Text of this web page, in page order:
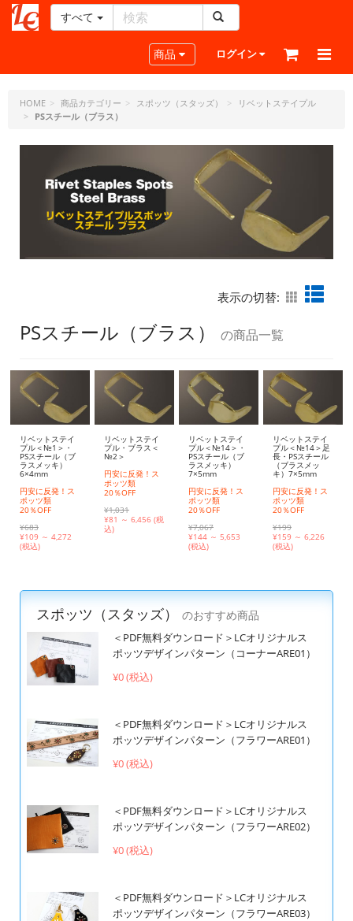
ー
ラ
フ
ピ
すべて
Toggle navigation
商品 ログイン
HOME 商品カテゴリー スポッツ（スタッズ）
リベットステイプル
PSスチール（ブラス）
表示の切替:
PSスチール（ブラス） の商品一覧
リベットステイ
プル＜№1＞・
PSスチール（ブ
ラスメッキ）
6×4mm
円安に反発！ス
ポッツ類
20％OFF
¥683
¥109 ～ 4,272
(税込)
リベットステイ
プル・ブラス＜
№2＞
円安に反発！ス
ポッツ類
20％OFF
¥1,031
¥81 ～ 6,456 (税
込)
リベットステイ
プル＜№14＞・
PSスチール（ブ
ラスメッキ）
7×5mm
円安に反発！ス
ポッツ類
20％OFF
¥7,067
¥144 ～ 5,653
(税込)
リベットステイ
プル＜№14＞足
長・PSスチール
（ブラスメッ
キ）7×5mm
円安に反発！ス
ポッツ類
20％OFF
¥199
¥159 ～ 6,226
(税込)
スポッツ（スタッズ）
のおすすめ商品
＜PDF無料ダウンロード＞LCオリジナルス
ポッツデザインパターン（コーナーARE01）
¥0 (税込)
＜PDF無料ダウンロード＞LCオリジナルス
ポッツデザインパターン（フラワーARE01）
¥0 (税込)
＜PDF無料ダウンロード＞LCオリジナルス
ポッツデザインパターン（フラワーARE02）
¥0 (税込)
＜PDF無料ダウンロード＞LCオリジナルス
ポッツデザインパターン（フラワーARE03）